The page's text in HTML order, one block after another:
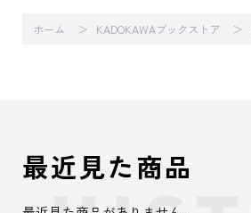
ホーム KADOKAWAブックストア
最近見た商品